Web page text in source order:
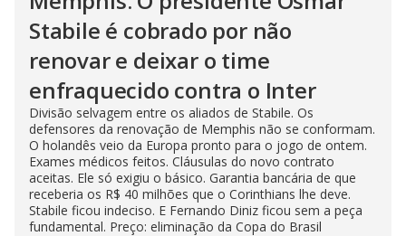
Stabile é cobrado por não
renovar e deixar o time
enfraquecido contra o Inter
Divisão selvagem entre os aliados de Stabile. Os
defensores da renovação de Memphis não se conformam.
O holandês veio da Europa pronto para o jogo de ontem.
Exames médicos feitos. Cláusulas do novo contrato
aceitas. Ele só exigiu o básico. Garantia bancária de que
receberia os R$ 40 milhões que o Corinthians lhe deve.
Stabile ficou indeciso. E Fernando Diniz ficou sem a peça
fundamental. Preço: eliminação da Copa do Brasil